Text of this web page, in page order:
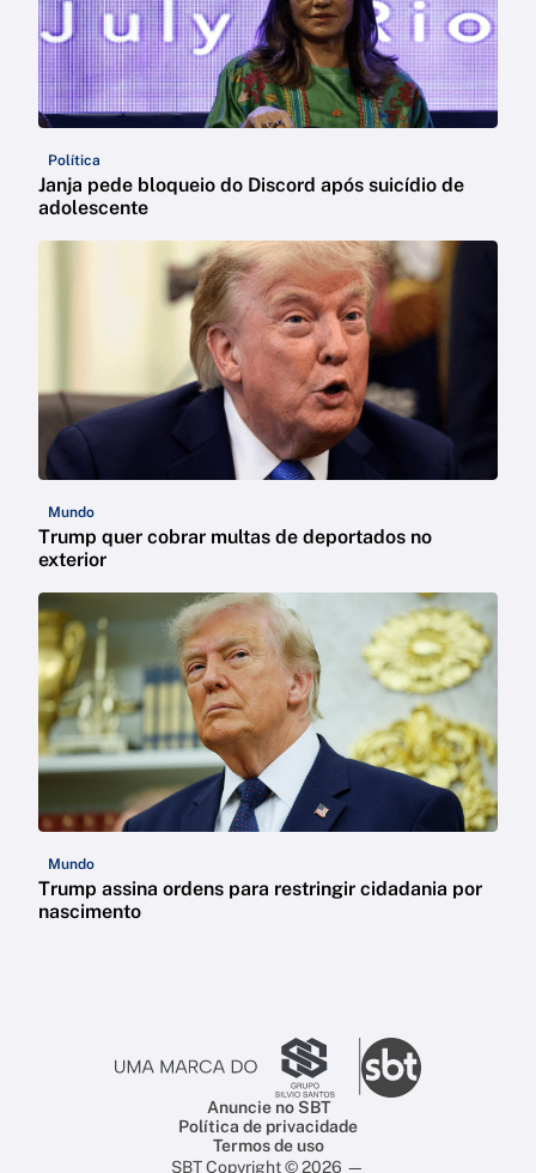
Política
Janja pede bloqueio do Discord após suicídio de
adolescente
Mundo
Trump quer cobrar multas de deportados no
exterior
Mundo
Trump assina ordens para restringir cidadania por
nascimento
Anuncie no SBT
Política de privacidade
Termos de uso
SBT Copyright © 2026 —